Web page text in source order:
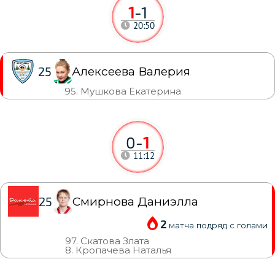
0-1
11:12
25 Смирнова Даниэлла
2 матча подряд с голами
97. Скатова Злата
8. Кропачева Наталья
1-1
20:50
25 Алексеева Валерия
95. Мушкова Екатерина